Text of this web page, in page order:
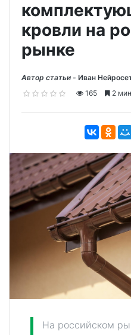
кровли на
рынке
Автор статьи - Иван
165
2
На российском